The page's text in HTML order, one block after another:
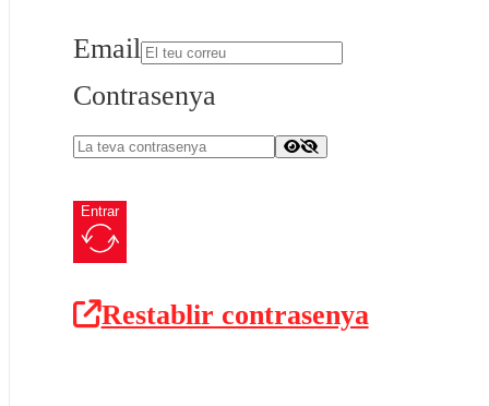
Email
Contrasenya
Entrar
Restablir contrasenya